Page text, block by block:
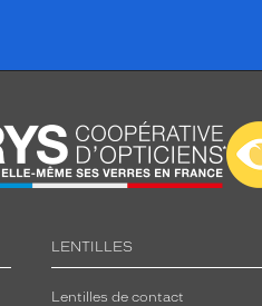
LENTILLES
Lentilles de contact